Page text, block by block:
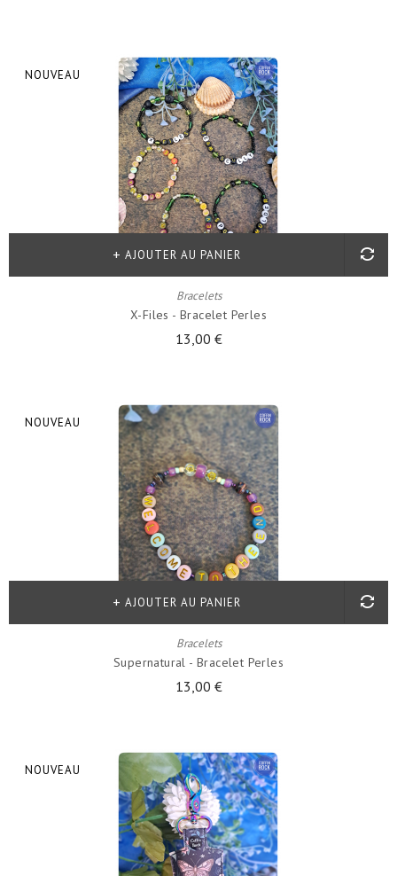
NOUVEAU
Bracelets
X-Files - Bracelet Perles
13,00 €
AJOUTER AU PANIER
NOUVEAU
Bracelets
Supernatural - Bracelet Perles
13,00 €
AJOUTER AU PANIER
NOUVEAU